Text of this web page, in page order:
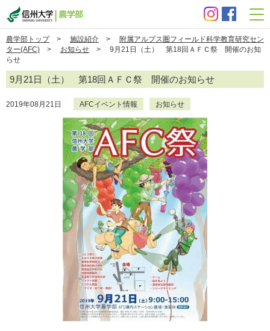
農学部トップ> 施設紹介 > 附属アルプス圏フィールド科学教育研究セン
ター(AFC) > お知らせ > 9月21日（土） 第18回ＡＦＣ祭 開催のお知
らせ
9月21日（土） 第18回ＡＦＣ祭 開催のお知らせ
2019年08月21日 AFCイベント情報 お知らせ